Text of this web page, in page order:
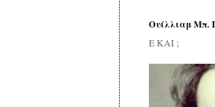
Ουίλλιαμ Μπ.
Ε ΚΑΙ ;